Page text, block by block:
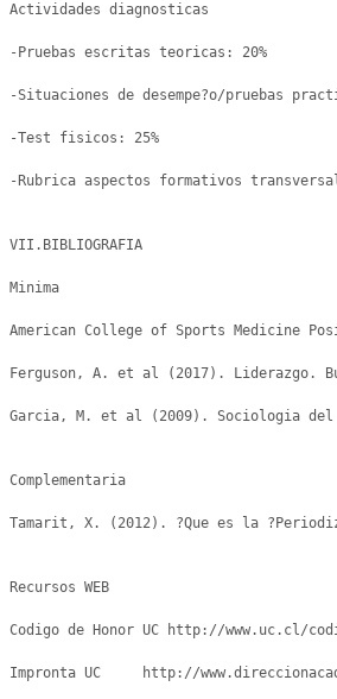
Actividades diagnosticas
-Pruebas escritas teoricas: 20%
-Situaciones de desempe?o/pruebas
-Test fisicos: 25%
-Rubrica aspectos formativos
VII.BIBLIOGRAFIA
Minima
American College of Sports Medicine
Ferguson, A. et al (2017). Liderazgo.
Garcia, M. et al (2009). Sociologia
Complementaria
Tamarit, X. (2012). ?Que es la
Recursos WEB
Codigo de Honor UC http://www.uc.cl/
Impronta UC	http://www.direccionacademica.uc.cl/formacion-general/habilidades-comunicativas-en-ingles/2-contenido/40-impronta-uc